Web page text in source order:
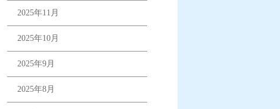
2025年11月
2025年10月
2025年9月
2025年8月